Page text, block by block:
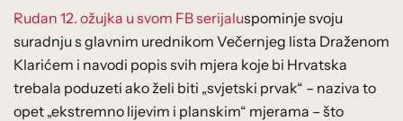
Rudan 12. ožujka u svom FB serijaluspominje svoju
suradnju s glavnim urednikom Večernjeg lista Draženom
Klarićem i navodi popis svih mjera koje bi Hrvatska
trebala poduzeti ako želi biti „svjetski prvak“ – naziva to
opet „ekstremno lijevim i planskim“ mjerama – što